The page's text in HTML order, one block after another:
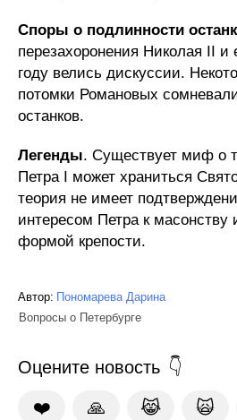
Споры о подлинности
перезахоронения Николая II и
году велись дискуссии.
потомки Романовых
останков.
Легенды. Существует миф о
Петра I может храниться
теория не имеет
интересом Петра к масонству
формой крепости.
Автор: Пономарева Дарина
Вопросы о Петербурге
Оцените новость
❤️ 🙏 😹 🙀